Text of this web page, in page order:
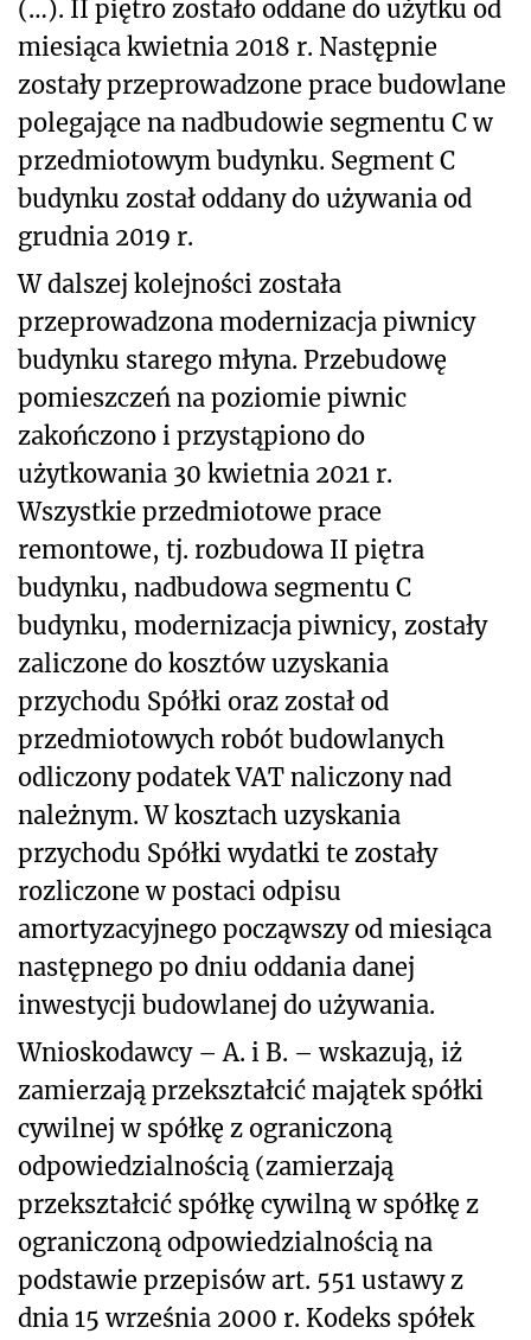
(…). II piętro zostało oddane do użytku od
miesiąca kwietnia 2018 r. Następnie
zostały przeprowadzone prace budowlane
polegające na nadbudowie segmentu C w
przedmiotowym budynku. Segment C
budynku został oddany do używania od
grudnia 2019 r.
W dalszej kolejności została
przeprowadzona modernizacja piwnicy
budynku starego młyna. Przebudowę
pomieszczeń na poziomie piwnic
zakończono i przystąpiono do
użytkowania 30 kwietnia 2021 r.
Wszystkie przedmiotowe prace
remontowe, tj. rozbudowa II piętra
budynku, nadbudowa segmentu C
budynku, modernizacja piwnicy, zostały
zaliczone do kosztów uzyskania
przychodu Spółki oraz został od
przedmiotowych robót budowlanych
odliczony podatek VAT naliczony nad
należnym. W kosztach uzyskania
przychodu Spółki wydatki te zostały
rozliczone w postaci odpisu
amortyzacyjnego począwszy od miesiąca
następnego po dniu oddania danej
inwestycji budowlanej do używania.
Wnioskodawcy – A. i B. – wskazują, iż
zamierzają przekształcić majątek spółki
cywilnej w spółkę z ograniczoną
odpowiedzialnością (zamierzają
przekształcić spółkę cywilną w spółkę z
ograniczoną odpowiedzialnością na
podstawie przepisów art. 551 ustawy z
dnia 15 września 2000 r. Kodeks spółek